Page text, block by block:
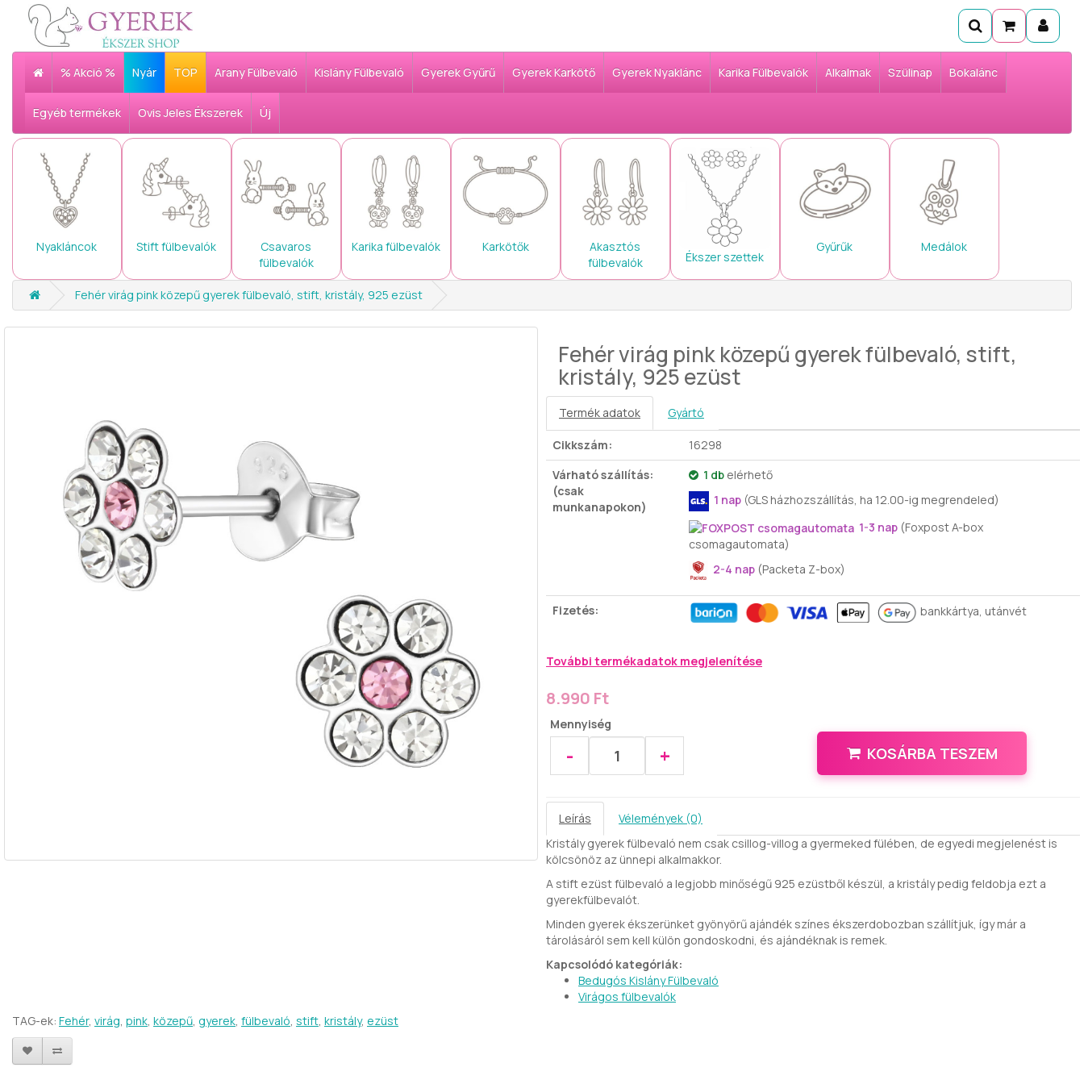
% Akció % Nyár TOP Arany Fülbevaló Kislány Fülbevaló Gyerek Gyűrű Gyerek Karkötő Gyerek Nyaklánc Karika Fülbevalók Alkalmak Szülinap Bokalánc
Egyéb termékek Ovis Jeles Ékszerek Új
Nyakláncok Stift fülbevalók
Csavaros
fülbevalók
Karika fülbevalók Karkötők
Akasztós
fülbevalók
Ékszer szettek
Gyűrűk Medálok
Fehér virág pink közepű gyerek fülbevaló, stift, kristály, 925 ezüst
Fehér virág pink közepű gyerek fülbevaló, stift,
kristály, 925 ezüst
Termék adatok Gyártó
Cikkszám:
16298
Várható szállítás:
(csak
munkanapokon)
1 db elérhető
1 nap (GLS házhozszállítás, ha 12.00-ig megrendeled)
1-3 nap (Foxpost A-box
csomagautomata)
2-4 nap (Packeta Z-box)
Fizetés: bankkártya, utánvét
További termékadatok megjelenítése
8.990 Ft
Mennyiség
- + KOSÁRBA TESZEM
Leírás
Vélemények (0)
Kristály gyerek fülbevaló nem csak csillog-villog a gyermeked fülében, de egyedi megjelenést is
kölcsönöz az ünnepi alkalmakkor.
A stift ezüst fülbevaló a legjobb minőségű 925 ezüstből készül, a kristály pedig feldobja ezt a
gyerekfülbevalót.
Minden gyerek ékszerünket gyönyörű ajándék színes ékszerdobozban szállítjuk, így már a
tárolásáról sem kell külön gondoskodni, és ajándéknak is remek.
Kapcsolódó kategóriák:
Bedugós Kislány Fülbevaló
Virágos fülbevalók
TAG-ek: Fehér, virág pink közepű gyerek fülbevaló stift kristály, ezüst